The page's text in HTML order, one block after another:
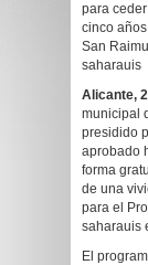
para
cinco
San
saharauis
Alicante,
municipal
presidido
aprobado
forma
de una
para el
saharauis
El